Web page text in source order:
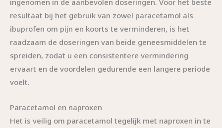
resultaat bij het gebruik van zowel paracetamol als
ibuprofen om pijn en koorts te verminderen, is het
raadzaam de doseringen van beide geneesmiddelen te
spreiden, zodat u een consistentere vermindering
ervaart en de voordelen gedurende een langere periode
voelt.
Paracetamol en naproxen
Het is veilig om paracetamol tegelijk met naproxen in te